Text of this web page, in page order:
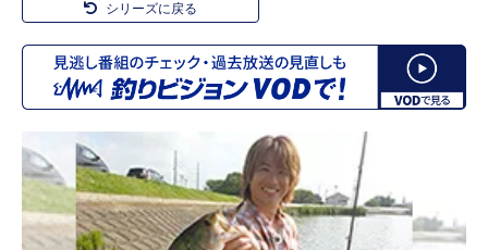
シリーズに戻る